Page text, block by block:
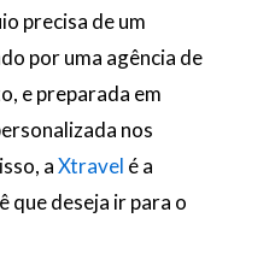
precisa de um
por uma agência de
e preparada em
nos
aXtravel é a
que deseja ir para o